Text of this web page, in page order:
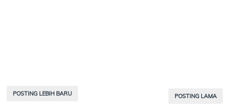
POSTING LEBIH BARU POSTING LAMA